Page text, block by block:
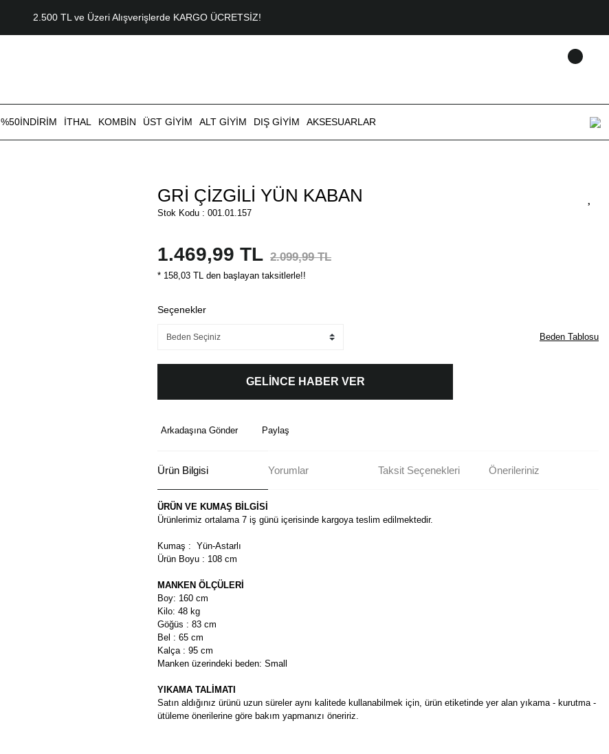
2.500 TL ve Üzeri Alışverişlerde KARGO ÜCRETSİZ!
%50İNDİRİM İTHAL KOMBİN ÜST GİYİM ALT GİYİM DIŞ GİYİM AKSESUARLAR
GRİ ÇİZGİLİ YÜN KABAN
Stok Kodu : 001.01.157
1.469,99 TL 2.099,99 TL
* 158,03 TL den başlayan taksitlerle!!
Seçenekler
Beden Tablosu
GELİNCE HABER VER
Arkadaşına Gönder Paylaş
Ürün Bilgisi Yorumlar Taksit Seçenekleri Önerileriniz
ÜRÜN VE KUMAŞ BİLGİSİ
Ürünlerimiz ortalama 7 iş günü içerisinde kargoya teslim edilmektedir.
Kumaş : Yün-Astarlı
Ürün Boyu : 108 cm
MANKEN ÖLÇÜLERİ
Boy: 160 cm
Kilo: 48 kg
Göğüs : 83 cm
Bel : 65 cm
Kalça : 95 cm
Manken üzerindeki beden: Small
YIKAMA TALİMATI
Satın aldığınız ürünü uzun süreler aynı kalitede kullanabilmek için, ürün etiketinde yer alan yıkama - kurutma -
ütüleme önerilerine göre bakım yapmanızı öneririz.